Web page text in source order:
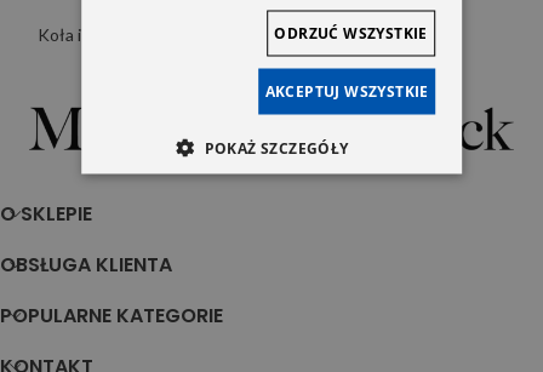
Koła i ogumienie
Sklep Motoryzacyjny z częściami do Mercedesa
O SKLEPIE
OBSŁUGA KLIENTA
POPULARNE KATEGORIE
AKCEPTUJ WSZYSTKIE
ODRZUĆ WSZYSTKIE
POKAŻ SZCZEGÓŁY